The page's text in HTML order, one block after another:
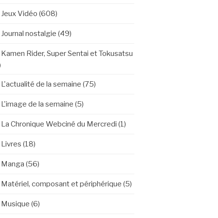
Jeux Vidéo (608)
Journal nostalgie (49)
Kamen Rider, Super Sentai et Tokusatsu
L'actualité de la semaine (75)
L'image de la semaine (5)
La Chronique Webciné du Mercredi (1)
Livres (18)
Manga (56)
Matériel, composant et périphérique (5)
Musique (6)